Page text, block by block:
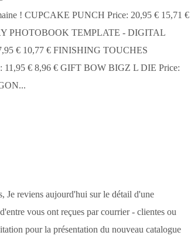
! CUPCAKE PUNCH Price: 20,95 € 15,71 €
PHOTOBOOK TEMPLATE - DIGITAL
€ 10,77 € FINISHING TOUCHES
11,95 € 8,96 € GIFT BOW BIGZ L DIE Price:
Je reviens aujourd'hui sur le détail d'une
vous ont reçues par courrier - clientes ou
pour la présentation du nouveau catalogue